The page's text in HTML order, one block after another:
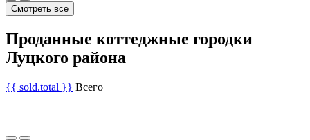
Смотреть все
Проданные коттеджные городки
Луцкого района
{{ sold.total }} Всего